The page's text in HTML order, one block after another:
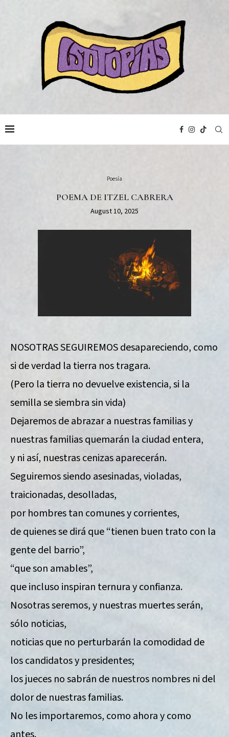
Poesía
POEMA DE ITZEL CABRERA
August 10, 2025
NOSOTRAS SEGUIREMOS desapareciendo, como
si de verdad la tierra nos tragara.
(Pero la tierra no devuelve existencia, si la
semilla se siembra sin vida)
Dejaremos de abrazar a nuestras familias y
nuestras familias quemarán la ciudad entera,
y ni así, nuestras cenizas aparecerán.
Seguiremos siendo asesinadas, violadas,
traicionadas, desolladas,
por hombres tan comunes y corrientes,
de quienes se dirá que “tienen buen trato con la
gente del barrio”,
“que son amables”,
que incluso inspiran ternura y confianza.
Nosotras seremos, y nuestras muertes serán,
sólo noticias,
noticias que no perturbarán la comodidad de
los candidatos y presidentes;
los jueces no sabrán de nuestros nombres ni del
dolor de nuestras familias.
No les importaremos, como ahora y como